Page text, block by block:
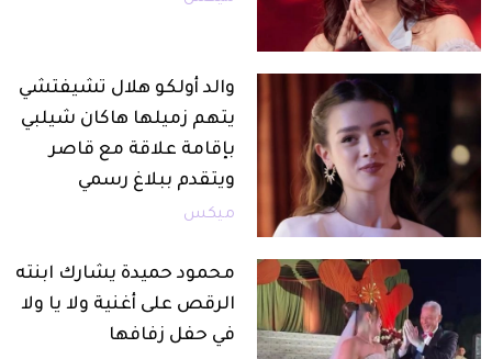
والد أولكو هلال تشيفتشي
يتهم زميلها هاكان شيلبي
بإقامة علاقة مع قاصر
ويتقدم ببلاغ رسمي
ميكس
محمود حميدة يشارك ابنته
الرقص على أغنية ولا يا ولا
في حفل زفافها